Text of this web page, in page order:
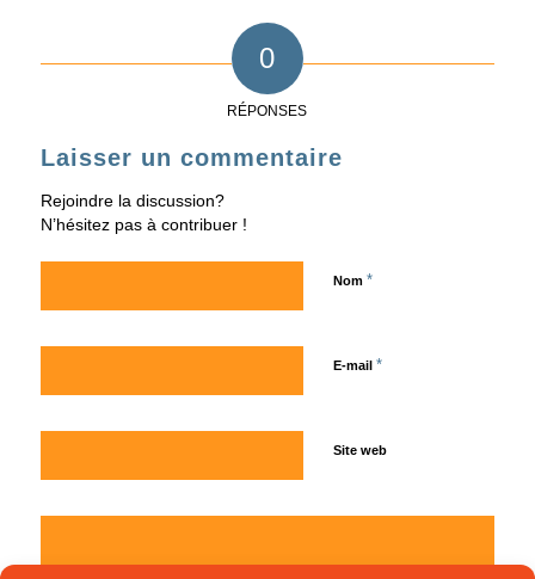
0
RÉPONSES
Laisser un commentaire
Rejoindre la discussion?
N’hésitez pas à contribuer !
Nom *
E-mail *
Site web